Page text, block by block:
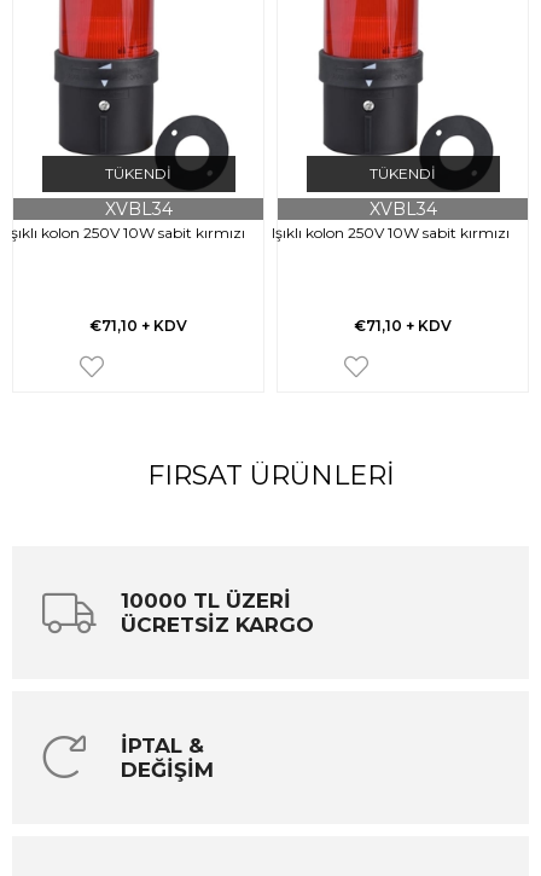
TÜKENDI
Işıklı kolon 250V 10W sabit kırmızı
XVBL34
€71,10 + KDV
TÜKENDI
Işıklı kolon 250V 10W sabit kırmızı
XVBL34
€71,10 + KDV
FIRSAT ÜRÜNLERI
10000 TL ÜZERİ
ÜCRETSİZ KARGO
İPTAL &
DEĞİŞİM